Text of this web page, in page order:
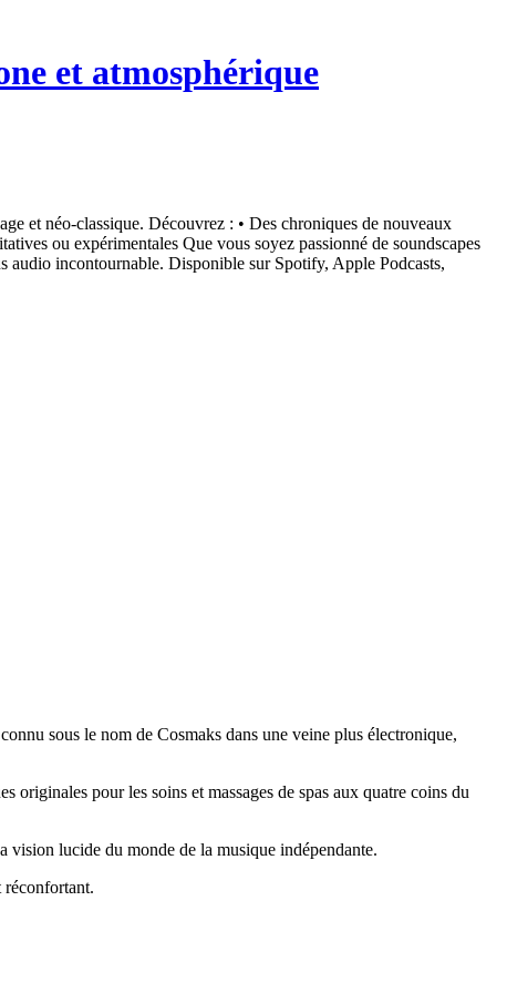
et atmosphérique
et néo-classique. Découvrez : • Des chroniques de nouveaux
ou expérimentales Que vous soyez passionné de soundscapes
audio incontournable. Disponible sur Spotify, Apple Podcasts,
sous le nom de Cosmaks dans une veine plus électronique,
originales pour les soins et massages de spas aux quatre coins du
vision lucide du monde de la musique indépendante.
réconfortant.